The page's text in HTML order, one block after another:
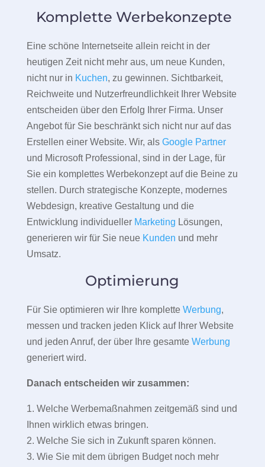
Komplette Werbekonzepte
Eine schöne Internetseite allein reicht in der
heutigen Zeit nicht mehr aus, um neue Kunden,
nicht nur in Kuchen, zu gewinnen. Sichtbarkeit,
Reichweite und Nutzerfreundlichkeit Ihrer Website
entscheiden über den Erfolg Ihrer Firma. Unser
Angebot für Sie beschränkt sich nicht nur auf das
Erstellen einer Website. Wir, als Google Partner
und Microsoft Professional, sind in der Lage, für
Sie ein komplettes Werbekonzept auf die Beine zu
stellen. Durch strategische Konzepte, modernes
Webdesign, kreative Gestaltung und die
Entwicklung individueller Marketing Lösungen,
generieren wir für Sie neue Kunden und mehr
Umsatz.
Optimierung
Für Sie optimieren wir Ihre komplette Werbung,
messen und tracken jeden Klick auf Ihrer Website
und jeden Anruf, der über Ihre gesamte Werbung
generiert wird.
Danach entscheiden wir zusammen:
1. Welche Werbemaßnahmen zeitgemäß sind und
Ihnen wirklich etwas bringen.
2. Welche Sie sich in Zukunft sparen können.
3. Wie Sie mit dem übrigen Budget noch mehr